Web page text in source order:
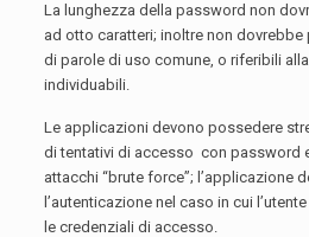
La lunghezza della password non
ad otto caratteri; inoltre non dovrebbe
di parole di uso comune, o riferibili
individuabili.
Le applicazioni devono possedere
di tentativi di accesso con password
attacchi “brute force”; l’applicazione
l’autenticazione nel caso in cui
le credenziali di accesso.